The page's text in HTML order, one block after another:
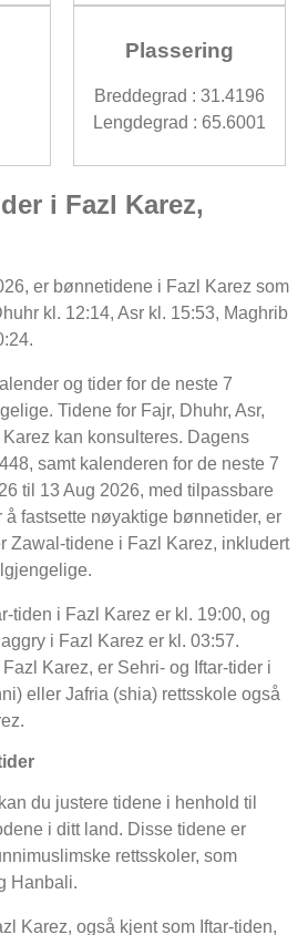
Plassering
Breddegrad : 31.4196
Lengdegrad : 65.6001
i Fazl Karez,
er bønnetidene i Fazl Karez som
kl. 12:14, Asr kl. 15:53, Maghrib
og tider for de neste 7
Tidene for Fajr, Dhuhr, Asr,
kan konsulteres. Dagens
samt kalenderen for de neste 7
til 13 Aug 2026, med tilpassbare
å fastsette nøyaktige bønnetider, er
Zawal-tidene i Fazl Karez, inkludert
tiden i Fazl Karez er kl. 19:00, og
i Fazl Karez er kl. 03:57.
Karez, er Sehri- og Iftar-tider i
eller Jafria (shia) rettsskole også
du justere tidene i henhold til
i ditt land. Disse tidene er
rettsskoler, som
Hanbali.
Karez, også kjent som Iftar-tiden,